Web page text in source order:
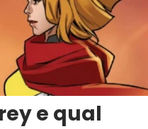
e qual